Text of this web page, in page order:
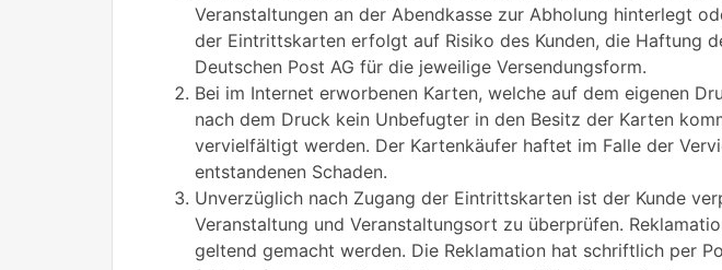
Veranstaltungen an der Abendkasse zur Abholung hinterlegt
der Eintrittskarten erfolgt auf Risiko des Kunden, die Haftung
Deutschen Post AG für die jeweilige Versendungsform.
Bei im Internet erworbenen Karten, welche auf dem eigenen
nach dem Druck kein Unbefugter in den Besitz der Karten
vervielfältigt werden. Der Kartenkäufer haftet im Falle der
entstandenen Schaden.
Unverzüglich nach Zugang der Eintrittskarten ist der Kunde
Veranstaltung und Veranstaltungsort zu überprüfen.
geltend gemacht werden. Die Reklamation hat schriftlich per